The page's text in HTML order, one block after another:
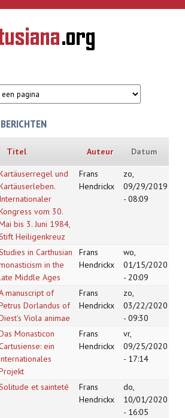
gaan
Titel Auteur Datum
und
Internationaler
vom 30.
bis 3. Juni 1984,
Heiligenkreuz
Frans
Hendrickx
zo,
09/29/2019
- 08:09
in Carthusian
in the
Middle Ages
Frans
Hendrickx
wo,
01/15/2020
- 20:09
manuscript of
Dorlandus of
Viola animae
Frans
Hendrickx
zo,
03/22/2020
- 09:30
Monasticon
ein
Frans
Hendrickx
vr,
09/25/2020
- 17:14
et sainteté
Frans
Hendrickx
do,
10/01/2020
- 16:05